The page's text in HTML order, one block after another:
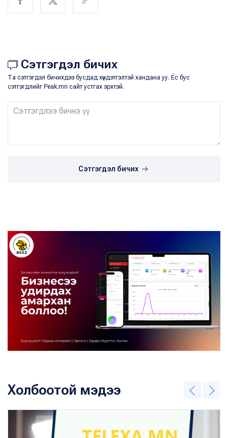
Сэтгэгдэл бичих
Та сэтгэгдэл бичихдээ бусдад хүндэтгэлтэй хандана уу. Ёс бус
сэтгэгдлийг Peak.mn сайт устгах эрхтэй.
Сэтгэгдэл бичих
Холбоотой мэдээ